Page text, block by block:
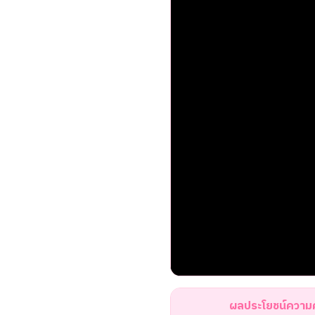
ผลประโยชน์ควา